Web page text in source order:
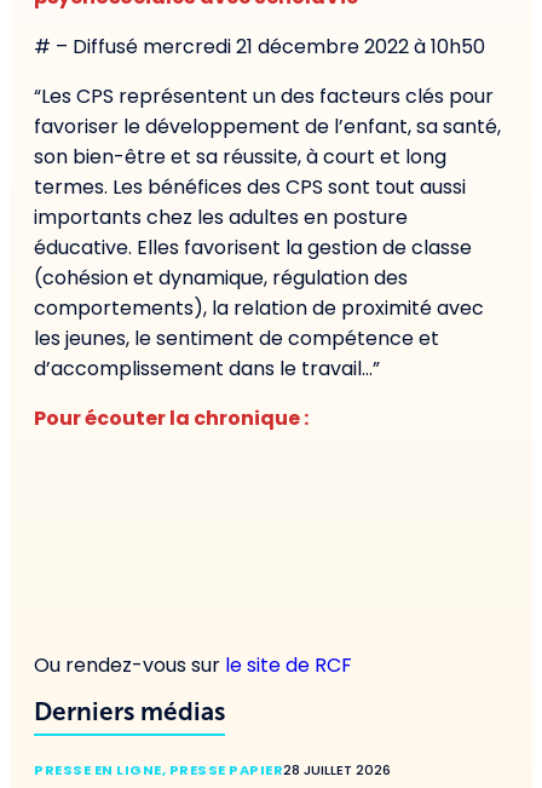
# – Diffusé mercredi 21 décembre 2022 à 10h50
“Les CPS représentent un des facteurs clés pour
favoriser le développement de l’enfant, sa santé,
son bien-être et sa réussite, à court et long
termes. Les bénéfices des CPS sont tout aussi
importants chez les adultes en posture
éducative. Elles favorisent la gestion de classe
(cohésion et dynamique, régulation des
comportements), la relation de proximité avec
les jeunes, le sentiment de compétence et
d’accomplissement dans le travail…”
Pour écouter la chronique :
Ou rendez-vous sur le site de RCF
Derniers médias
PRESSE EN LIGNE, PRESSE PAPIER28 JUILLET 2026